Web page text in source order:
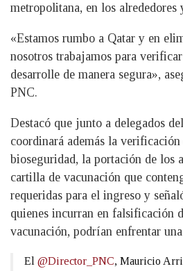
metropolitana, en los alrededores
«Estamos rumbo a Qatar y en
nosotros trabajamos para
desarrolle de manera segura»,
PNC.
Destacó que junto a delegados
coordinará además la
bioseguridad, la portación de los
cartilla de vacunación que
requeridas para el ingreso y
quienes incurran en falsificación
vacunación, podrían enfrentar
El @Director_PNC, Mauricio